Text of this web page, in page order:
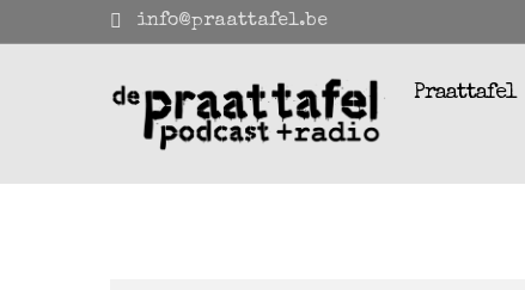
info@praattafel.be
Praattafel